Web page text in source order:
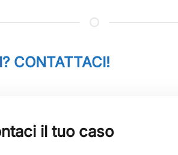
CONTATTACI!
il tuo caso